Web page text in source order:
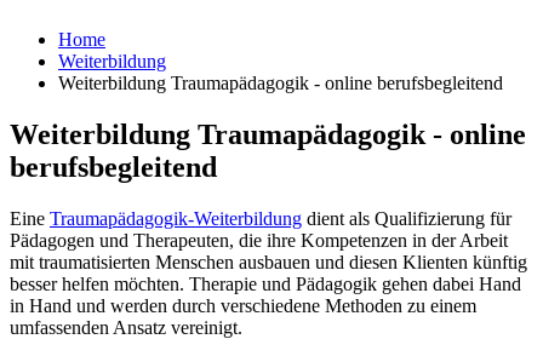
Home
Weiterbildung
Weiterbildung Traumapädagogik - online berufsbegleitend
Weiterbildung Traumapädagogik - online
berufsbegleitend
Eine Traumapädagogik-Weiterbildung dient als Qualifizierung für
Pädagogen und Therapeuten, die ihre Kompetenzen in der Arbeit
mit traumatisierten Menschen ausbauen und diesen Klienten künftig
besser helfen möchten. Therapie und Pädagogik gehen dabei Hand
in Hand und werden durch verschiedene Methoden zu einem
umfassenden Ansatz vereinigt.